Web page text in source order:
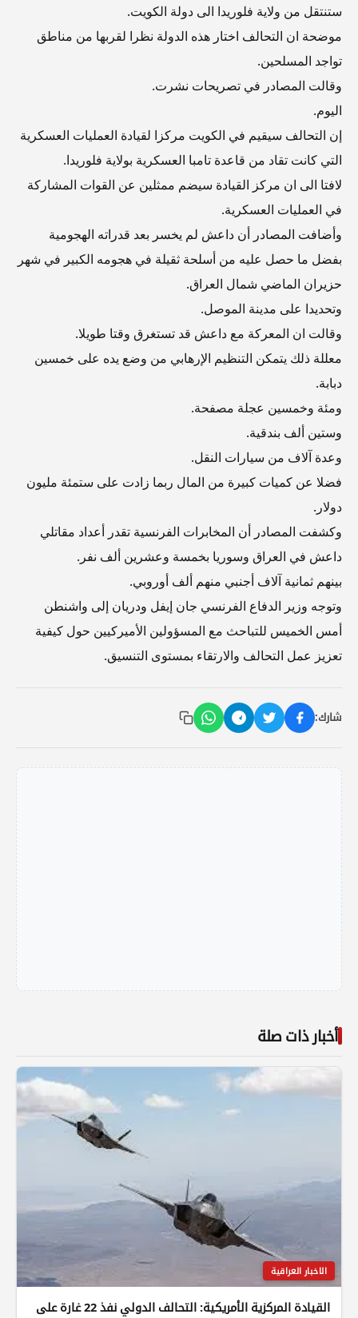
ستنتقل من ولاية فلوريدا الى دولة الكويت.
موضحة ان التحالف اختار هذه الدولة نظرا لقربها من مناطق
تواجد المسلحين.
وقالت المصادر في تصريحات نشرت.
اليوم.
إن التحالف سيقيم في الكويت مركزا لقيادة العمليات العسكرية
التي كانت تقاد من قاعدة تامبا العسكرية بولاية فلوريدا.
لافتا الى ان مركز القيادة سيضم ممثلين عن القوات المشاركة
في العمليات العسكرية.
وأضافت المصادر أن داعش لم يخسر بعد قدراته الهجومية
بفضل ما حصل عليه من أسلحة ثقيلة في هجومه الكبير في شهر
حزيران الماضي شمال العراق.
وتحديدا على مدينة الموصل.
وقالت ان المعركة مع داعش قد تستغرق وقتا طويلا.
معللة ذلك يتمكن التنظيم الإرهابي من وضع يده على خمسين
دبابة.
ومئة وخمسين عجلة مصفحة.
وستين ألف بندقية.
وعدة آلاف من سيارات النقل.
فضلا عن كميات كبيرة من المال ربما زادت على ستمئة مليون
دولار.
وكشفت المصادر أن المخابرات الفرنسية تقدر أعداد مقاتلي
داعش في العراق وسوريا بخمسة وعشرين ألف نفر.
بينهم ثمانية آلاف أجنبي منهم ألف أوروبي.
وتوجه وزير الدفاع الفرنسي جان إيفل ودريان إلى واشنطن
أمس الخميس للتباحث مع المسؤولين الأميركيين حول كيفية
تعزيز عمل التحالف والارتقاء بمستوى التنسيق.
شارك:
أخبار ذات صلة
الاخبار العراقية
القيادة المركزية الأمريكية: التحالف الدولي نفذ 22 غارة على